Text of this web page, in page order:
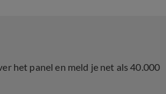
het panel en meld je net als 40.000